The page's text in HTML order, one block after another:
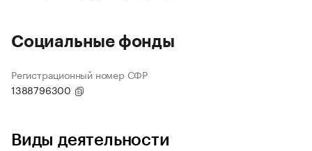
Социальные фонды
Регистрационный номер СФР
1388796300
Виды деятельности